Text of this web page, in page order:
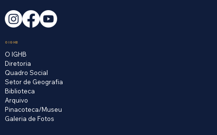
O IGHB
O IGHB
Diretoria
Quadro Social
Setor de Geografia
Biblioteca
Arquivo
Pinacoteca/Museu
Galeria de Fotos